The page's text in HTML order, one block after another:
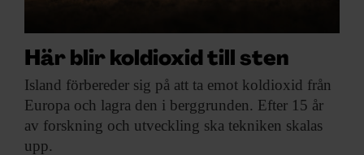
Här blir koldioxid till sten
Island förbereder sig på att ta emot koldioxid från
Europa och lagra den i berggrunden. Efter 15 år
av forskning och utveckling ska tekniken skalas
upp.